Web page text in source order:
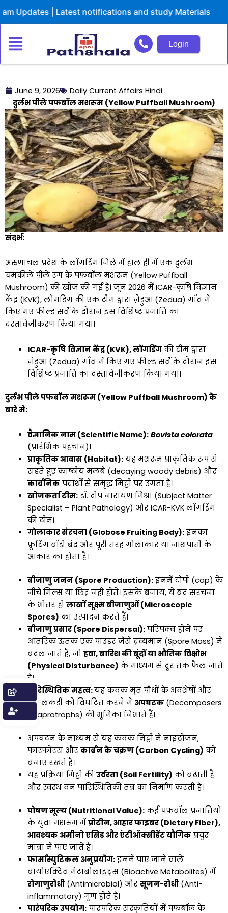
to
| Latest notifications and study Materials
Login
June 9, 2026
Daily Current Affairs Hindi
दुर्लभ पीले पफबॉल मशरूम (Yellow Puffball Mushroom)
संदर्भ:
अरुणाचल प्रदेश के लोंगडिंग जिले में हाल ही में एक दुर्लभ
चमकीले पीले रंग के पफबॉल मशरूम (Yellow Puffball
Mushroom) की खोज की गई है। जून 2026 में ICAR-कृषि विज्ञान
केंद्र (KVK), लोंगडिंग की एक टीम द्वारा ज़ेडुआ (Zedua) गाँव में
किए गए फील्ड सर्वे के दौरान इस विशिष्ट प्रजाति का
दस्तावेजीकरण किया गया।
ICAR-कृषि विज्ञान केंद्र (KVK), लोंगडिंगकी टीम द्वारा
ज़ेडुआ (Zedua) गाँव में किए गए फील्ड सर्वे के दौरान इस
विशिष्ट प्रजाति का दस्तावेजीकरण किया गया।
दुर्लभ पीले पफबॉल मशरूम (Yellow Puffball Mushroom) के
बारे मे:
वैज्ञानिक नाम (Scientific Name): Bovista colorata
(प्रारंभिक पहचान)।
प्राकृतिक आवास (Habitat):यह मशरूम प्राकृतिक रूप से
सड़ते हुए काष्ठीय मलबे (decaying woody debris) और
कार्बनिकपदार्थों से समृद्ध मिट्टी पर उगता है।
खोजकर्ता टीम:डॉ. दीप नारायण मिश्रा (Subject Matter
Specialist – Plant Pathology) और ICAR-KVK लोंगडिंग
की टीम।
गोलाकार संरचना (Globose Fruiting Body):इनका
फ्रूटिंग बॉडी बंद और पूरी तरह गोलाकार या नाशपाती के
आकार का होता है।
बीजाणु जनन (Spore Production):इनमें टोपी (cap) के
नीचे गिल्स या छिद्र नहीं होते। इसके बजाय, ये बंद संरचना
के भीतर ही लाखों सूक्ष्म बीजाणुओं (Microscopic
Spores) का उत्पादन करते हैं।
बीजाणु प्रसार (Spore Dispersal):परिपक्व होने पर
आंतरिक ऊतक एक पाउडर जैसे द्रव्यमान (Spore Mass) में
बदल जाते हैं, जो हवा, बारिश की बूंदों या भौतिक विक्षोभ
(Physical Disturbance) के माध्यम से दूर तक फैल जाते
हैं।
पारिस्थितिक महत्व:यह कवक मृत पौधों के अवशेषों और
मृत लकड़ी को विघटित करने में अपघटक(Decomposers
/ Saprotrophs) की भूमिका निभाते हैं।
अपघटन के माध्यम से यह कवक मिट्टी में नाइट्रोजन,
फास्फोरस और कार्बन के चक्रण (Carbon Cycling) को
बनाए रखते हैं।
यह प्रक्रिया मिट्टी की उर्वरता (Soil Fertility) को बढ़ाती है
और स्वस्थ वन पारिस्थितिकी तंत्र का निर्माण करती है।
पोषण मूल्य (Nutritional Value):कई पफबॉल प्रजातियों
के युवा मशरूम में प्रोटीन, आहार फाइबर (Dietary Fiber),
आवश्यक अमीनो एसिड और एंटीऑक्सीडेंट यौगिकप्रचुर
मात्रा में पाए जाते हैं।
फार्मास्युटिकल अनुप्रयोग:इनमें पाए जाने वाले
बायोएक्टिव मेटाबोलाइट्स (Bioactive Metabolites) में
रोगाणुरोधी(Antimicrobial) और सूजन-रोधी(Anti-
inflammatory) गुण होते हैं।
पारंपरिक उपयोग:पारंपरिक संस्कृतियों में पफबॉल के